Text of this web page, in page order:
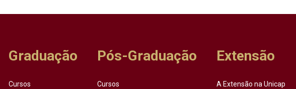
Graduação
Cursos
Pós-Graduação
Cursos
Extensão
A Extensão na Unicap